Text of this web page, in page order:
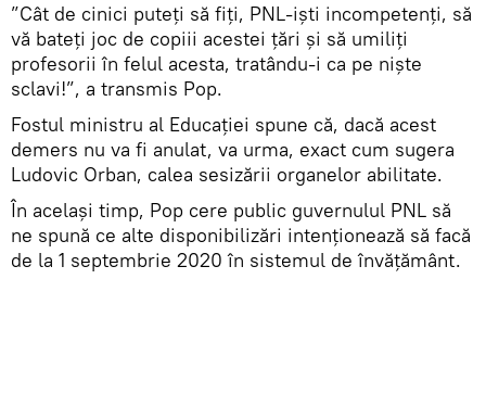
”Cât de cinici puteți să fiți, PNL-iști incompetenți, să
vă bateți joc de copiii acestei țări și să umiliți
profesorii în felul acesta, tratându-i ca pe niște
sclavi!”, a transmis Pop.
Fostul ministru al Educației spune că, dacă acest
demers nu va fi anulat, va urma, exact cum sugera
Ludovic Orban, calea sesizării organelor abilitate.
În același timp, Pop cere public guvernulul PNL să
ne spună ce alte disponibilizări intenționează să facă
de la 1 septembrie 2020 în sistemul de învățământ.